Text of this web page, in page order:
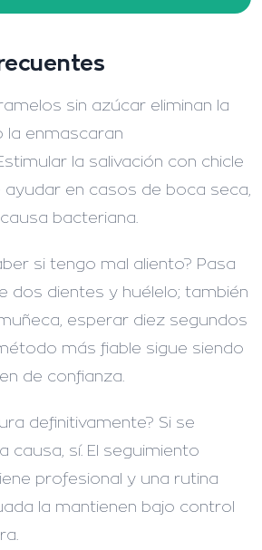
sin azúcar eliminan la
la enmascaran
la salivación con chicle
ayudar en casos de boca seca,
bacteriana.
si tengo mal aliento? Pasa
dos dientes y huélelo; también
esperar diez segundos
más fiable sigue siendo
de confianza.
definitivamente? Si se
causa, sí. El seguimiento
profesional y una rutina
la mantienen bajo control